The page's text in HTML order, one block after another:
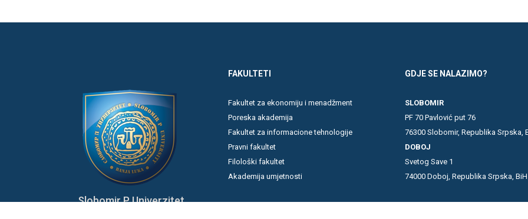
Slobomir P Univerzitet
FAKULTETI
Fakultet za ekonomiju i menadžment
Poreska akademija
Fakultet za informacione tehnologije
Pravni fakultet
Filološki fakultet
Akademija umjetnosti
GDJE SE NALAZIMO?
SLOBOMIR
PF 70 Pavlović put 76
76300 Slobomir, Republika Srpska,
DOBOJ
Svetog Save 1
74000 Doboj, Republika Srpska, BiH